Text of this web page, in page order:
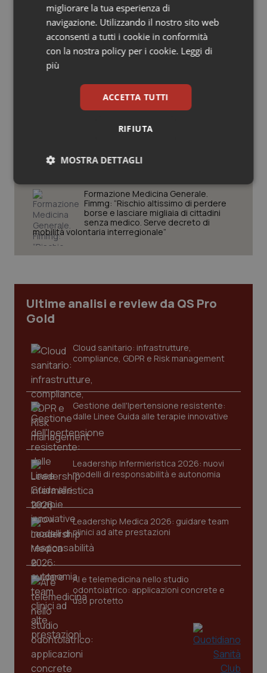
Salute orale & impianti
Sangue & coagulazione
Tiroide
Tumore al seno
Tumori del Polmone & Testa Collo
Tumori gastrointestinali
Ulcera & Reflusso
Decreto PA. Aiop e Aris:
“Preoccupazione per la mancata
approvazione dell’adeguamento
delle tariffe ospedaliere, così rinvio
rinnovo contratto sanità privata”
dati per evitare allarmismi. Italia
pronta”
febbraio 2027 l’adeguamento dei
sistemi
Formazione Medicina Generale.
Fimmg: “Rischio altissimo di perdere
borse e lasciare migliaia di cittadini
senza medico. Serve decreto di
mobilità volontaria interregionale”
Ultime analisi e review da QS Pro
Gold
Cloud sanitario: infrastrutture,
compliance, GDPR e Risk management
Gestione dell'Ipertensione resistente:
dalle Linee Guida alle terapie innovative
Leadership Infermieristica 2026: nuovi
modelli di responsabilità e autonomia
Leadership Medica 2026: guidare team
clinici ad alte prestazioni
AI e telemedicina nello studio
odontoiatrico: applicazioni concrete e
uso protetto
migliorare la tua esperienza di
navigazione. Utilizzando il nostro sito web
acconsenti a tutti i cookie in conformità
con la nostra policy per i cookie. Leggi di
più
ACCETTA TUTTI
RIFIUTA
MOSTRA DETTAGLI
Necessari Statistici Marketing
sito web abilitandone funzionalità di base quali la
navigazione sulle pagine e l'accesso alle aree
protette del sito. Il sito web non è in grado di
Nome
Fornitore/
VISITOR_PRIVACY_METADATA
www.quotidianosanita.it